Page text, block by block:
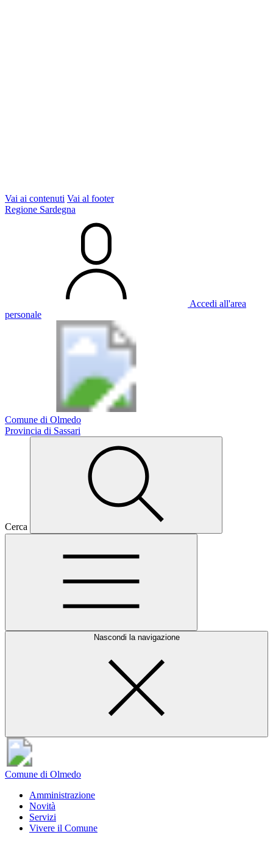
Vai ai contenuti Vai al footer
Regione Sardegna
Accedi all'area
personale
Comune di Olmedo
Provincia di Sassari
Cerca
Nascondi la navigazione
Comune di Olmedo
Amministrazione
Novità
Servizi
Vivere il Comune